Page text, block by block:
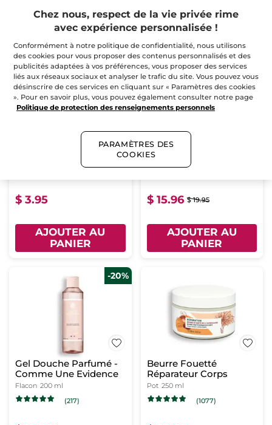
(10)
PANIER
Flacon Rechargeable
$ 3.95
AJOUTER AU
PANIER
FAVORI -20%
Lait Corps Parfumé -
Comme Une Evidence
Flacon
$ 15.96 $ 19.95
AJOUTER AU
PANIER
-20%
Gel Douche Parfumé -
Comme Une Evidence
Flacon 200 ml
(217)
Beurre Fouetté
Réparateur Corps
Pot 250 ml
(1077)
Chez nous, respect de la vie privée rime
avec expérience personnalisée !
Conformément à notre politique de confidentialité, nous utilisons
des cookies pour vous proposer des contenus personnalisés et des
publicités adaptées à vos préférences, vous proposer des services
liés aux réseaux sociaux et analyser le trafic du site. Vous pouvez vous
désinscrire de ces services en cliquant sur « Paramètres des cookies
». Pour en savoir plus, vous pouvez également consulter notre page
Politique de protection des renseignements personnels
PARAMÈTRES DES
COOKIES